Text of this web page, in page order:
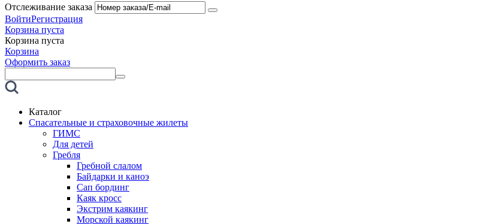
Отслеживание заказа
ВойтиРегистрация
Корзина пуста
Корзина пуста
Корзина
Оформить заказ
Каталог
Спасательные и страховочные жилеты
ГИМС
Для детей
Гребля
Гребной слалом
Байдарки и каноэ
Сап бординг
Каяк кросс
Экстрим каякинг
Морской каякинг